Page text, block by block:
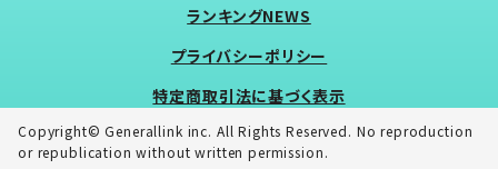
ランキングNEWS
プライバシーポリシー
特定商取引法に基づく表示
Copyright© Generallink inc. All Rights Reserved. No reproduction
or republication without written permission.